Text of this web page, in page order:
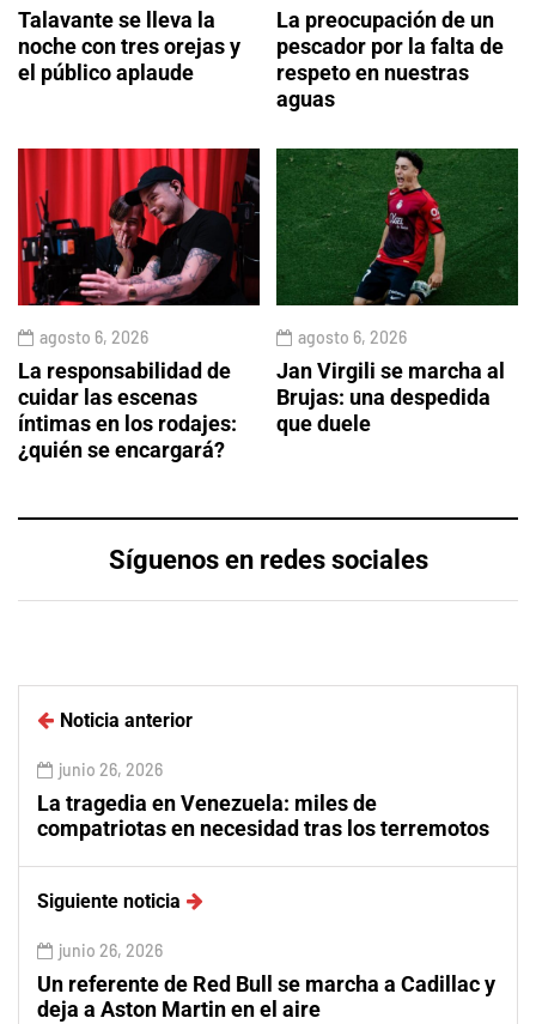
Talavante se lleva la
noche con tres orejas y
el público aplaude
La preocupación de un
pescador por la falta de
respeto en nuestras
aguas
agosto 6, 2026
La responsabilidad de
cuidar las escenas
íntimas en los rodajes:
¿quién se encargará?
agosto 6, 2026
Jan Virgili se marcha al
Brujas: una despedida
que duele
Síguenos en redes sociales
Noticia anterior
junio 26, 2026
La tragedia en Venezuela: miles de
compatriotas en necesidad tras los terremotos
Siguiente noticia
junio 26, 2026
Un referente de Red Bull se marcha a Cadillac y
deja a Aston Martin en el aire